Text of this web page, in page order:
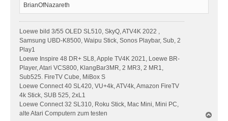
BrianOfNazareth
Loewe bild 3/55 OLED SL510, SkyQ, ATV4K 2022 ,
Samsung UBD-K8500, Waipu Stick, Sonos Playbar, Sub, 2
Play1
Loewe Inspire 48 DR+ SL8, Apple TV4K 2021, Loewe BR-
Player, Atari VCS800, KlangBar3MR, 2 MR3, 2 MR1,
Sub525. FireTV Cube, MiBox S
Loewe Connect 40 SL420, VU+4k, ATV4k, Amazon FireTV
4k Stick, SUB 525, 2xL1
Loewe Connect 32 SL310, Roku Stick, Mac Mini, Mini PC,
alte Atari Computern zum testen